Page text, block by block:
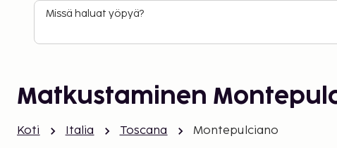
Missä haluat yöpyä?
Matkustaminen
Koti Italia Toscana Montepulciano